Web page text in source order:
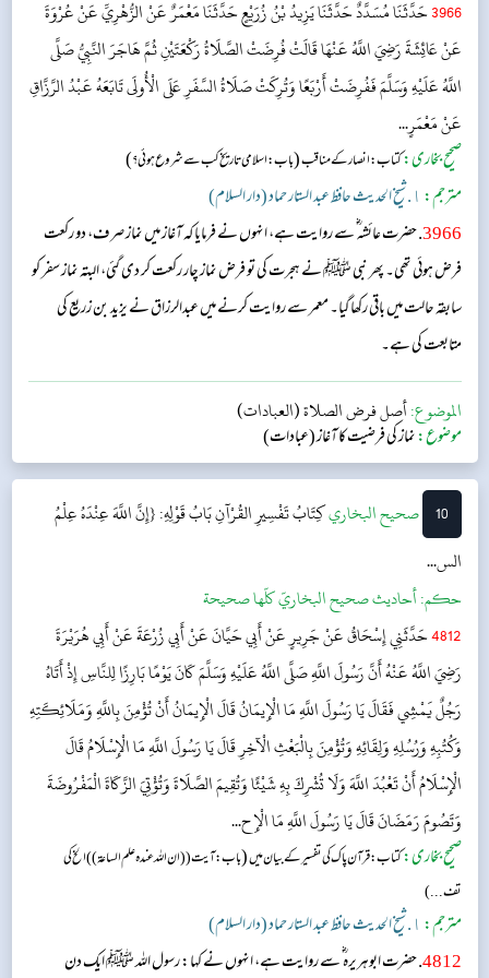
3966حَدَّثَنَا مُسَدَّدٌ حَدَّثَنَا يَزِيدُ بْنُ زُرَيْعٍ حَدَّثَنَا مَعْمَرٌ عَنْ الزُّهْرِيِّ عَنْ عُرْوَةَ
عَنْ عَائِشَةَ رَضِيَ اللَّهُ عَنْهَا قَالَتْ فُرِضَتْ الصَّلَاةُ رَكْعَتَيْنِ ثُمَّ هَاجَرَ النَّبِيُّ صَلَّى
اللَّهُ عَلَيْهِ وَسَلَّمَ فَفُرِضَتْ أَرْبَعًا وَتُرِكَتْ صَلَاةُ السَّفَرِ عَلَى الْأُولَى تَابَعَهُ عَبْدُ الرَّزَّاقِ
عَنْ مَعْمَرٍ...
صحیح بخاری:کتاب: انصار کے مناقب(باب: اسلامی تاریخ کب سے شروع ہوئی؟)
مترجم: ١. شیخ الحدیث حافظ عبد الستار حماد (دار السلام)
3966. حضرت عائشہ‬ ؓ س‬ے روایت ہے، انہوں نے فرمایا کہ آغاز میں نماز صرف، دو رکعت
فرض ہوئی تھی۔ پھر نبی ﷺ نے ہجرت کی تو فرض نماز چار رکعت کر دی گئی، البتہ نماز سفر کو
سابقہ حالت میں باقی رکھا گیا۔ معمر سے روایت کرنے میں عبدالرزاق نے یزید بن زریع کی
متابعت کی ہے۔
الموضوع:أصل فرض الصلاة (العبادات)
موضوع:نماز کی فرضیت کا آغاز (عبادات)
10 ‌‌صحيح البخاريكِتَابُ تَفْسِيرِ القُرْآنِبَابُ قَوْلِهِ: {إِنَّ اللَّهَ عِنْدَهُ عِلْمُ
الس...
حکم:أحاديث صحيح البخاريّ كلّها صحيحة
4812حَدَّثَنِي إِسْحَاقُ عَنْ جَرِيرٍ عَنْ أَبِي حَيَّانَ عَنْ أَبِي زُرْعَةَ عَنْ أَبِي هُرَيْرَةَ
رَضِيَ اللَّهُ عَنْهُ أَنَّ رَسُولَ اللَّهِ صَلَّى اللَّهُ عَلَيْهِ وَسَلَّمَ كَانَ يَوْمًا بَارِزًا لِلنَّاسِ إِذْ أَتَاهُ
رَجُلٌ يَمْشِي فَقَالَ يَا رَسُولَ اللَّهِ مَا الْإِيمَانُ قَالَ الْإِيمَانُ أَنْ تُؤْمِنَ بِاللَّهِ وَمَلَائِكَتِهِ
وَكُتُبِهِ وَرُسُلِهِ وَلِقَائِهِ وَتُؤْمِنَ بِالْبَعْثِ الْآخِرِ قَالَ يَا رَسُولَ اللَّهِ مَا الْإِسْلَامُ قَالَ
الْإِسْلَامُ أَنْ تَعْبُدَ اللَّهَ وَلَا تُشْرِكَ بِهِ شَيْئًا وَتُقِيمَ الصَّلَاةَ وَتُؤْتِيَ الزَّكَاةَ الْمَفْرُوضَةَ
وَتَصُومَ رَمَضَانَ قَالَ يَا رَسُولَ اللَّهِ مَا الْإِح...
صحیح بخاری:کتاب: قرآن پاک کی تفسیر کے بیان میں(باب:آیت (( ان اللہ عندہ علم الساعۃ )) الخ کی
تف...)
مترجم: ١. شیخ الحدیث حافظ عبد الستار حماد (دار السلام)
4812. حضرت ابوہریرہ ؓ سے روایت ہے، انہوں نے کہا: رسول اللہ ﷺ ایک دن